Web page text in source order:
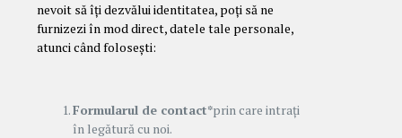
nevoit să îți dezvălui identitatea, poți să ne
furnizezi în mod direct, datele tale personale,
atunci când folosești:
Formularul de contact*prin care intrați
în legătură cu noi.